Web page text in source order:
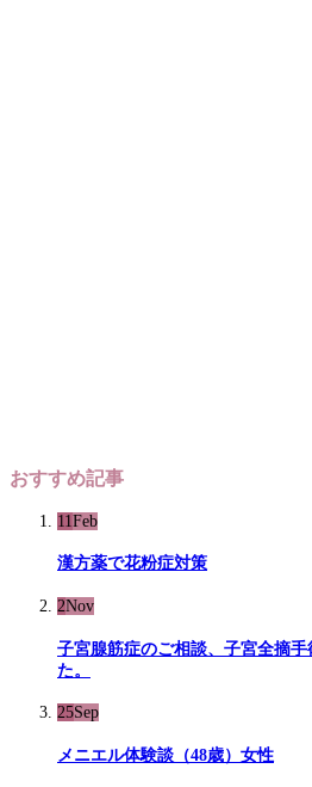
おすすめ記事
11Feb
漢方薬で花粉症対策
2Nov
子宮腺筋症のご相談、子宮全摘
た。
25Sep
メニエル体験談（48歳）女性